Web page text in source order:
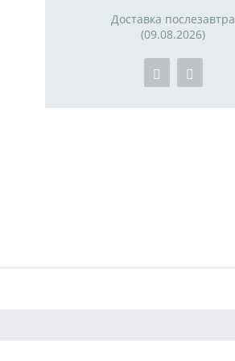
Доставка послезавтра
(09.08.2026)